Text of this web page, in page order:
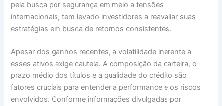
pela busca por segurança em meio a tensões
internacionais, tem levado investidores a reavaliar suas
estratégias em busca de retornos consistentes.
Apesar dos ganhos recentes, a volatilidade inerente a
esses ativos exige cautela. A composição da carteira, o
prazo médio dos títulos e a qualidade do crédito são
fatores cruciais para entender a performance e os riscos
envolvidos. Conforme informações divulgadas por